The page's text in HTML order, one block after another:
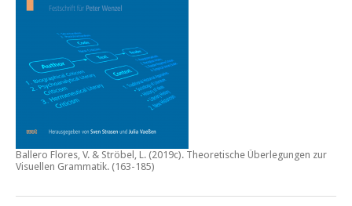
Ballero Flores, V. & Ströbel, L. (2019c). Theoretische Überlegungen zur
Visuellen Grammatik. (163-185)